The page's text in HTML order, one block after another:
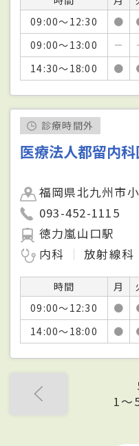
09:00～12:30
●
09:00～13:00
－
14:30～18:00
●
診療時間外
医療法人都留内
福岡県北九州市
093-452-1115
徳力嵐山口駅
内科
放射線科
時間 月
09:00～12:30
●
14:00～18:00
●
1〜